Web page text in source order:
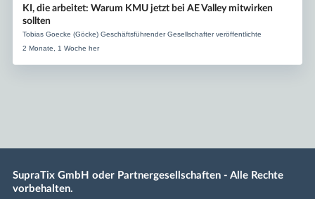
KI, die arbeitet: Warum KMU jetzt bei AE Valley mitwirken
sollten
Tobias Goecke (Göcke) Geschäftsführender Gesellschafter veröffentlichte
2 Monate, 1 Woche her
SupraTix GmbH oder Partnergesellschaften - Alle Rechte
vorbehalten.